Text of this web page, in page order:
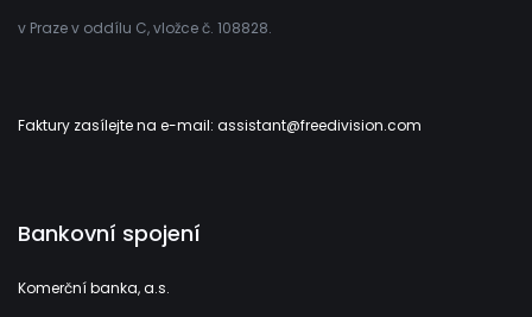
v Praze v oddílu C, vložce č. 108828.
Faktury zasílejte na e-mail: assistant@freedivision.com
Bankovní spojení
Komerční banka, a.s.